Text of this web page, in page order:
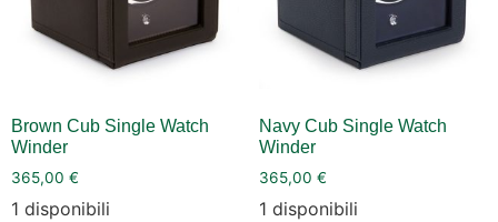
Brown Cub Single Watch
Winder
365,00 €
1 disponibili
Navy Cub Single Watch
Winder
365,00 €
1 disponibili